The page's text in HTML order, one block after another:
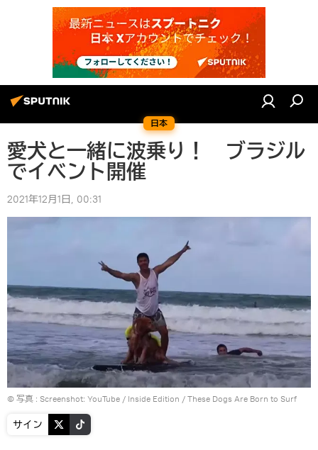
日本
愛犬と一緒に波乗り！ ブラジル
でイベント開催
2021年12月1日, 00:31
© 写真 : Screenshot: YouTube / Inside Edition / These Dogs Are Born to Surf
サイン